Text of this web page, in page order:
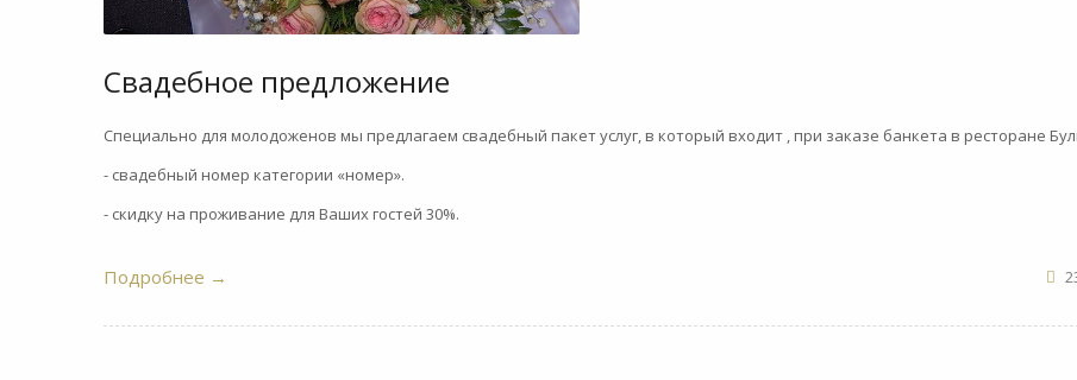
Свадебное предложение
Специально для молодоженов мы предлагаем свадебный пакет услуг, в который входит , при заказе банкета в ресторане
- свадебный номер категории «номер».
- скидку на проживание для Ваших гостей 30%.
Подробнее →